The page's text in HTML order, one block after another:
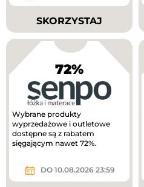
SKORZYSTAJ
72%
Wybrane produkty
wyprzedażowe i outletowe
dostępne są z rabatem
sięgającym nawet 72%.
DO 10.08.2026 23:59